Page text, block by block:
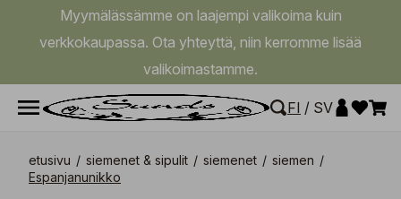
Myymälässämme on laajempi valikoima kuin
verkkokaupassa. Ota yhteyttä, niin kerromme lisää
valikoimastamme.
FI / SV
etusivu / siemenet & sipulit / siemenet / siemen /
Espanjanunikko